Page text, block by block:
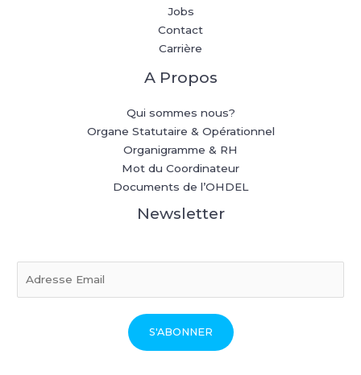
Jobs
Contact
Carrière
A Propos
Qui sommes nous?
Organe Statutaire & Opérationnel
Organigramme & RH
Mot du Coordinateur
Documents de l’OHDEL
Newsletter
S'ABONNER